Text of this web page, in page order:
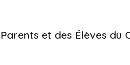
et des Élèves